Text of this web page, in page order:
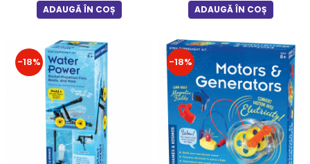
ADAUGĂ ÎN COȘ ADAUGĂ ÎN COȘ
-18% -18%